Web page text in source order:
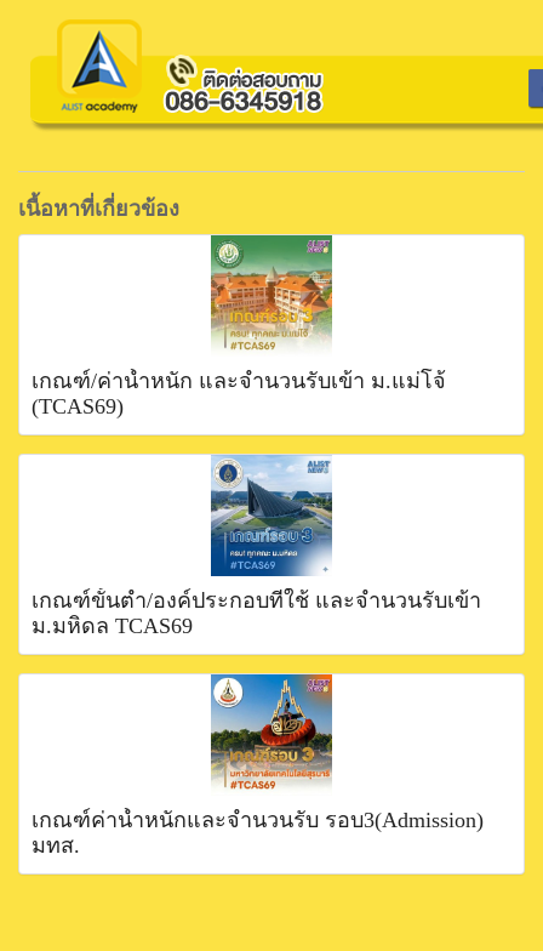
เนื้อหาที่เกี่ยวข้อง
เกณฑ์/ค่าน้ำหนัก และจำนวนรับเข้า ม.แม่โจ้
(TCAS69)
เกณฑ์ขั้นตำ่/องค์ประกอบที่ใช้ และจำนวนรับเข้า
ม.มหิดล TCAS69
เกณฑ์ค่าน้ำหนักและจำนวนรับ รอบ3(Admission)
มทส.